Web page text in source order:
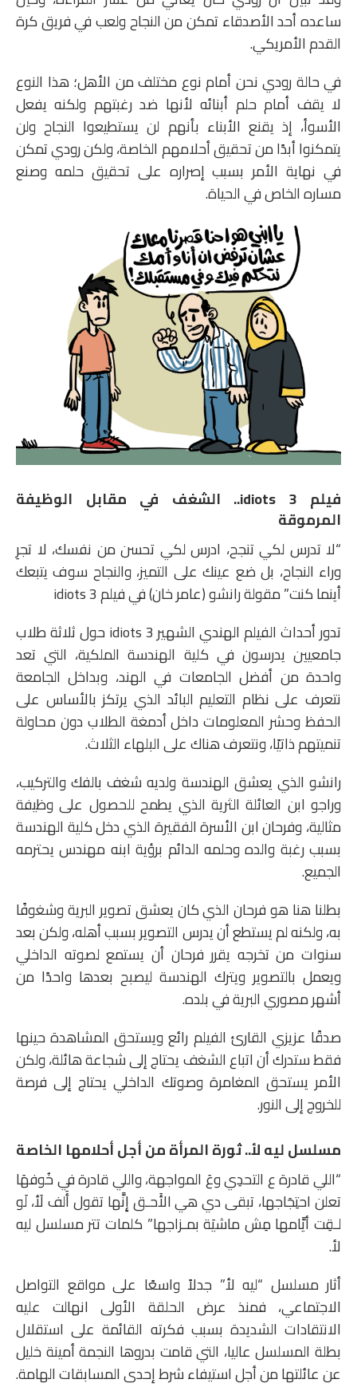
ساعده أحد الأصدقاء تمكن من النجاح ولعب في فريق كرة
القدم الأمريكي.
في حالة رودي نحن أمام نوع مختلف من الأهل؛ هذا النوع
لا يقف أمام حلم أبنائه لأنها ضد رغبتهم ولكنه يفعل
الأسوأ، إذ يقنع الأبناء بأنهم لن يستطيعوا النجاح ولن
يتمكنوا أبدًا من تحقيق أحلامهم الخاصة، ولكن رودي تمكن
في نهاية الأمر بسبب إصراره على تحقيق حلمه وصنع
مساره الخاص في الحياة.
فيلم 3 idiots.. الشغف في مقابل الوظيفة
المرموقة
“لا تدرس لكي تنجح، ادرس لكي تحسن من نفسك، لا تجرِ
وراء النجاح، بل ضع عينك على التميز، والنجاح سوف يتبعك
أينما كنت” مقولة رانشو (عامر خان) في فيلم 3 idiots
تدور أحداث الفيلم الهندي الشهير 3 idiots حول ثلاثة طلاب
جامعيين يدرسون في كلية الهندسة الملكية، التي تعد
واحدة من أفضل الجامعات في الهند، وبداخل الجامعة
نتعرف على نظام التعليم البائد الذي يرتكز بالأساس على
الحفظ وحشر المعلومات داخل أدمغة الطلاب دون محاولة
تنميتهم ذاتيًا، ونتعرف هناك على البلهاء الثلاث.
رانشو الذي يعشق الهندسة ولديه شغف بالفك والتركيب،
وراجو ابن العائلة الثرية الذي يطمح للحصول على وظيفة
مثالية، وفرحان ابن الأسرة الفقيرة الذي دخل كلية الهندسة
بسبب رغبة والده وحلمه الدائم برؤية ابنه مهندس يحترمه
الجميع.
بطلنا هنا هو فرحان الذي كان يعشق تصوير البرية وشغوفًا
به، ولكنه لم يستطع أن يدرس التصوير بسبب أهله، ولكن بعد
سنوات من تخرجه يقرر فرحان أن يستمع لصوته الداخلي
ويعمل بالتصوير ويترك الهندسة ليصبح بعدها واحدًا من
أشهر مصوري البرية في بلده.
صدقًا عزيزي القارئ الفيلم رائع ويستحق المشاهدة حينها
فقط ستدرك أن اتباع الشغف يحتاج إلى شجاعة هائلة، ولكن
الأمر يستحق المغامرة وصوتك الداخلي يحتاج إلى فرصة
للخروج إلى النور.
مسلسل ليه لأ.. ثورة المرأة من أجل أحلامها الخاصة
“اللي قادرة ع التحدِي وعَ المواجهة، واللي قادرة في خُوفهَا
تعلن احتِجَاجها، تبقى دي هي الأَحـق إِنَّها تقول أَلف لَأ، لَو
لـقِت أيَّامها مِش ماشيَة بمـزاجها” كلمات تتر مسلسل ليه
لأ.
أثار مسلسل “ليه لأ” جدلاً واسعًا على مواقع التواصل
الاجتماعي، فمنذ عرض الحلقة الأولى انهالت عليه
الانتقادات الشديدة بسبب فكرته القائمة على استقلال
بطلة المسلسل عاليا، التي قامت بدروها النجمة أمينة خليل
عن عائلتها من أجل استيفاء شرط إحدى المسابقات الهامة.